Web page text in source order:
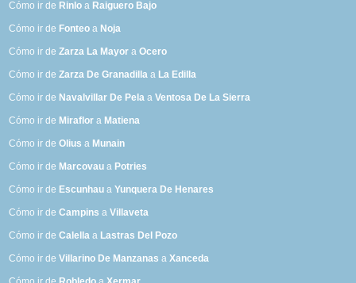
Cómo ir de Rinlo a Raiguero Bajo
Cómo ir de Fonteo a Noja
Cómo ir deZarza La Mayor aOcero
Cómo ir deZarza De Granadilla a La Edilla
Cómo ir de Navalvillar De Pela aVentosa De La Sierra
Cómo ir de Miraflor a Matiena
Cómo ir deOlius a Munain
Cómo ir de Marcovau a Potries
Cómo ir de Escunhau aYunquera De Henares
Cómo ir deCampins aVillaveta
Cómo ir deCalella a Lastras Del Pozo
Cómo ir deVillarino De Manzanas aXanceda